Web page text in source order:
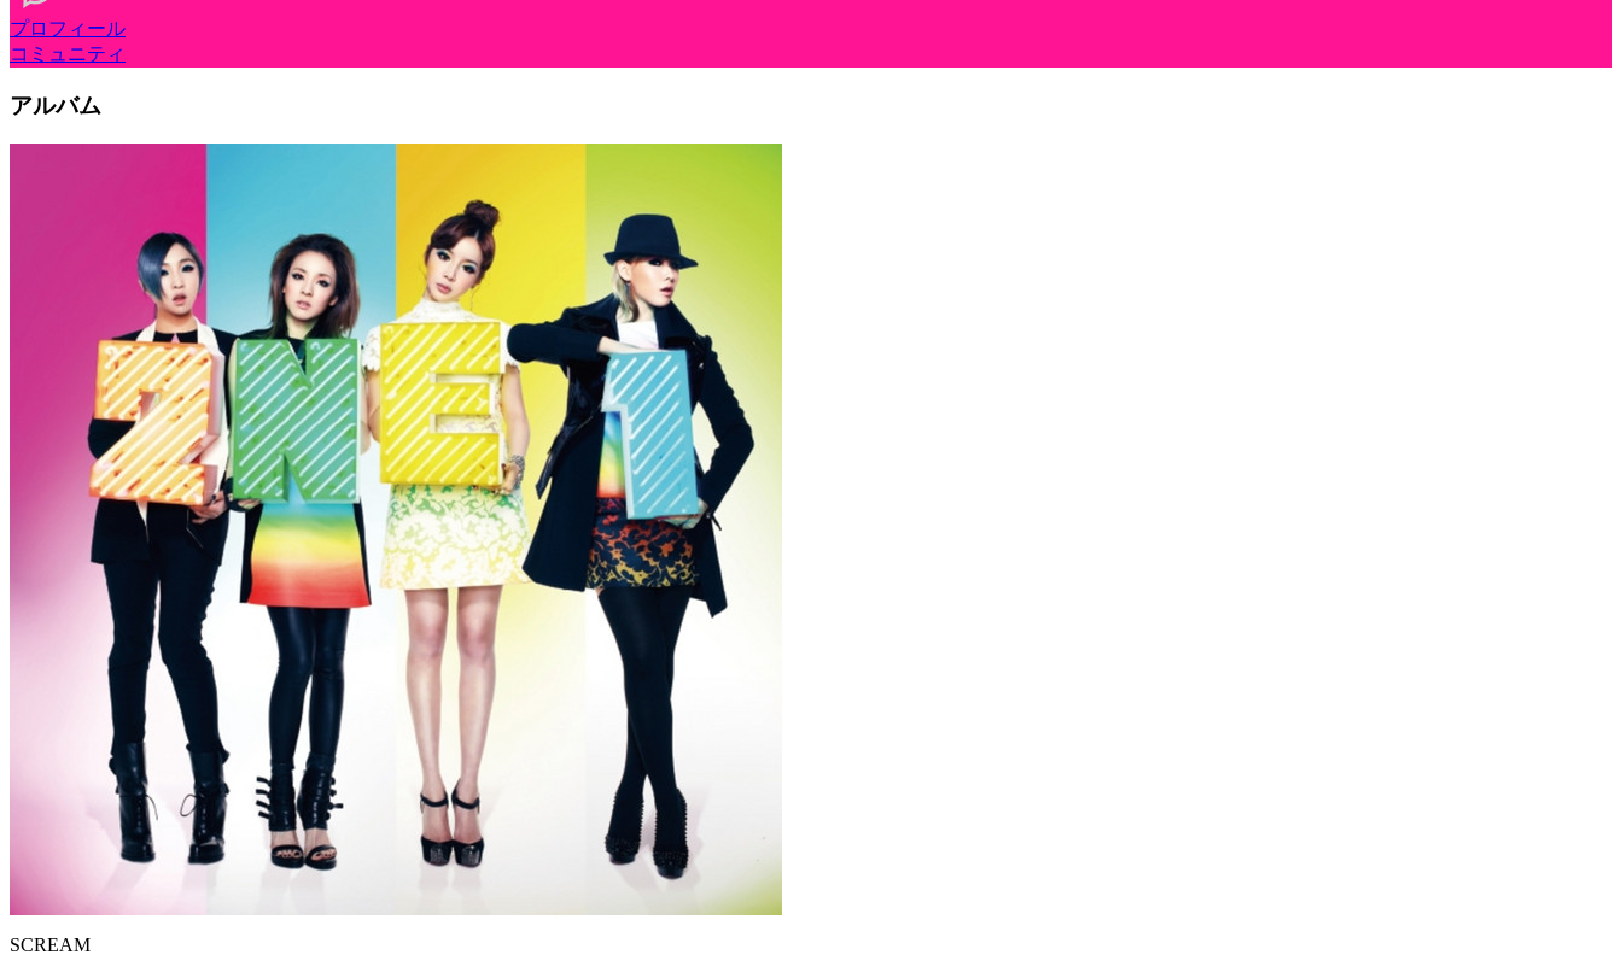
プロフィール
コミュニティ
アルバム
SCREAM